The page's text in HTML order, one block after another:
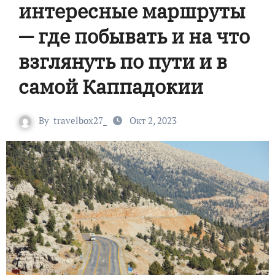
интересные маршруты
— где побывать и на что
взглянуть по пути и в
самой Каппадокии
By travelbox27_ Окт 2, 2023